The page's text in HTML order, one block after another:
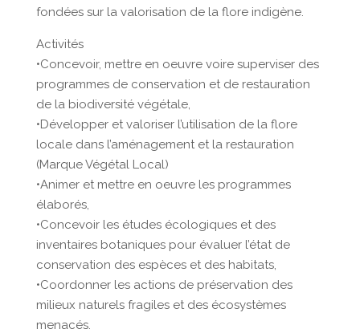
fondées sur la valorisation de la flore indigène.
Activités
•Concevoir, mettre en oeuvre voire superviser des
programmes de conservation et de restauration
de la biodiversité végétale,
•Développer et valoriser l’utilisation de la flore
locale dans l’aménagement et la restauration
(Marque Végétal Local)
•Animer et mettre en oeuvre les programmes
élaborés,
•Concevoir les études écologiques et des
inventaires botaniques pour évaluer l’état de
conservation des espèces et des habitats,
•Coordonner les actions de préservation des
milieux naturels fragiles et des écosystèmes
menacés,